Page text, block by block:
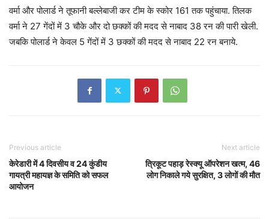
वर्मा और पोलार्ड ने तूफानी बल्लेबाजी कर टीम के स्कोर 161 तक पहुंचाया. तिलक
वर्मा ने 27 गेंदों में 3 चौके और दो छक्कों की मदद से नाबाद 38 रन की पारी खेली.
जबकि पोलार्ड ने केवल 5 गेंदों में 3 छक्कों की मदद से नाबाद 22 रन बनाये.
Previous article
केरेडारी में 4 दिवसीय व 24 कुंडीय
गायत्री महायज्ञ के समिति को सफल
आयोजन
Next article
त्रिकूट पहाड़ रेस्क्यू ऑपरेशन खत्म, 46
लोग निकाले गये सुरक्षित, 3 लोगों की मौत